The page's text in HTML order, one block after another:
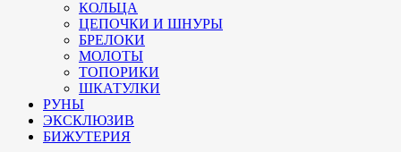
КОЛЬЦА
ЦЕПОЧКИ И ШНУРЫ
БРЕЛОКИ
МОЛОТЫ
ТОПОРИКИ
ШКАТУЛКИ
РУНЫ
ЭКСКЛЮЗИВ
БИЖУТЕРИЯ